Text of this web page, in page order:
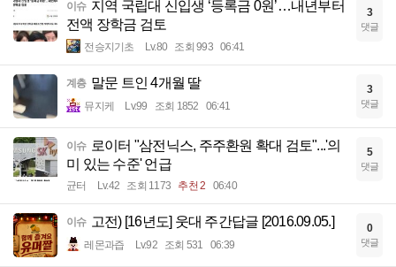
이슈 지역 국립대 신입생 ‘등록금 0원’…내년부터
전액 장학금 검토
전승지기초 Lv.80 조회 993 06:41
3
댓글
계층 말문 트인 4개월 딸
뮤지케 Lv.99 조회 1852 06:41
3
댓글
이슈 로이터 "삼전닉스, 주주환원 확대 검토"...'의
미 있는 수준' 언급
균터 Lv.42 조회 1173 추천 2 06:40
5
댓글
이슈 고전) [16년도] 웃대 주간답글 [2016.09.05.]
레몬과즙 Lv.92 조회 531 06:39
0
댓글